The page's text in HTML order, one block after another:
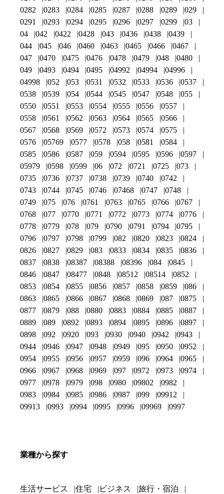
0282
0283 0284 0285 0287 0288 0289
029
0291
0293 0294 0295 0296 0297 0299
03
04
042 0422 0428 043 0436 0438
0439
044
045 046 0460 0463 0465 0466
0467
047
0470 0475 0476 0478 0479 048
0480
049
0493 0494 0495 04992 04994
04996
04998
052 053 0531 0532 0533 0536
0537
0538
0539 054 0544 0545 0547 0548
055
0550
0551 0553 0554 0555 0556
0557
0558
0561 0562 0563 0564 0565
0566
0567
0568 0569 0572 0573 0574
0575
0576
05769 0577 0578 058 0581
0584
0585
0586 0587 059 0594 0595 0596
0597
05979
0598 0599 06 072 0721 0725
073
0735
0736 0737 0738 0739 0740
0742
0743
0744 0745 0746 07468 0747
0748
0749
075 076 0761 0763 0765 0766
0767
0768
077 0770 0771 0772 0773 0774
0776
0778
0779 078 079 0790 0791 0794
0795
0796
0797 0798 0799 082 0820 0823
0824
0826
0827 0829 083 0833 0834 0835
0836
0837
0838 08387 08388 08396 084
0845
0846
0847 08477 0848 08512 08514
0852
0853
0854 0855 0856 0857 0858 0859
086
0863
0865 0866 0867 0868 0869 087
0875
0877
0879 088 0880 0883 0884 0885
0887
0889
089 0892 0893 0894 0895 0896
0897
0898
092 0920 093 0930 0940 0942
0943
0944
0946 0947 0948 0949 095 0950
0952
0954
0955 0956 0957 0959 096 0964
0965
0966
0967 0968 0969 097 0972 0973
0974
0977
0978 0979 098 0980 09802
0982
0983
0984 0985 0986 0987 099
09912
09913
0993 0994 0995 0996 09969 0997
業種から探す
生活サービス 住宅 ビジネス
旅行・宿泊